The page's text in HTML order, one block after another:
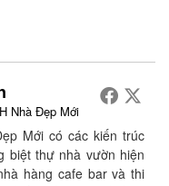
Nhà Đẹp Mới
Mới có các kiến trúc
biệt thự nhà vườn hiện
hàng cafe bar và thi